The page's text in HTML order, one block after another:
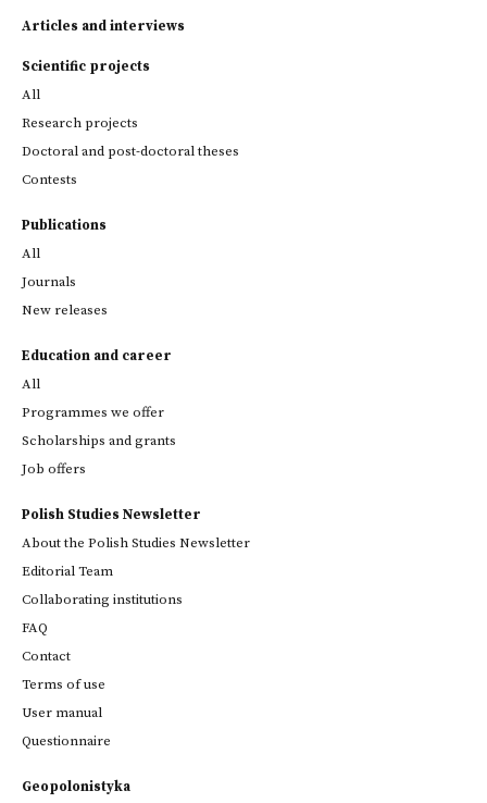
Articles and interviews
Scientific projects
All
Research projects
Doctoral and post-doctoral theses
Contests
Publications
All
Journals
New releases
Education and career
All
Programmes we offer
Scholarships and grants
Job offers
Polish Studies Newsletter
About the Polish Studies Newsletter
Editorial Team
Collaborating institutions
FAQ
Contact
Terms of use
User manual
Questionnaire
Geopolonistyka